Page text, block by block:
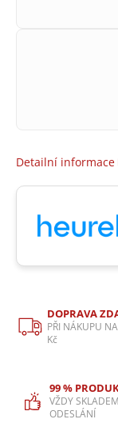
Detailní informace
DOPRAVA
PŘI NÁKUPU
Kč
99 %
VŽDY
ODESLÁNÍ